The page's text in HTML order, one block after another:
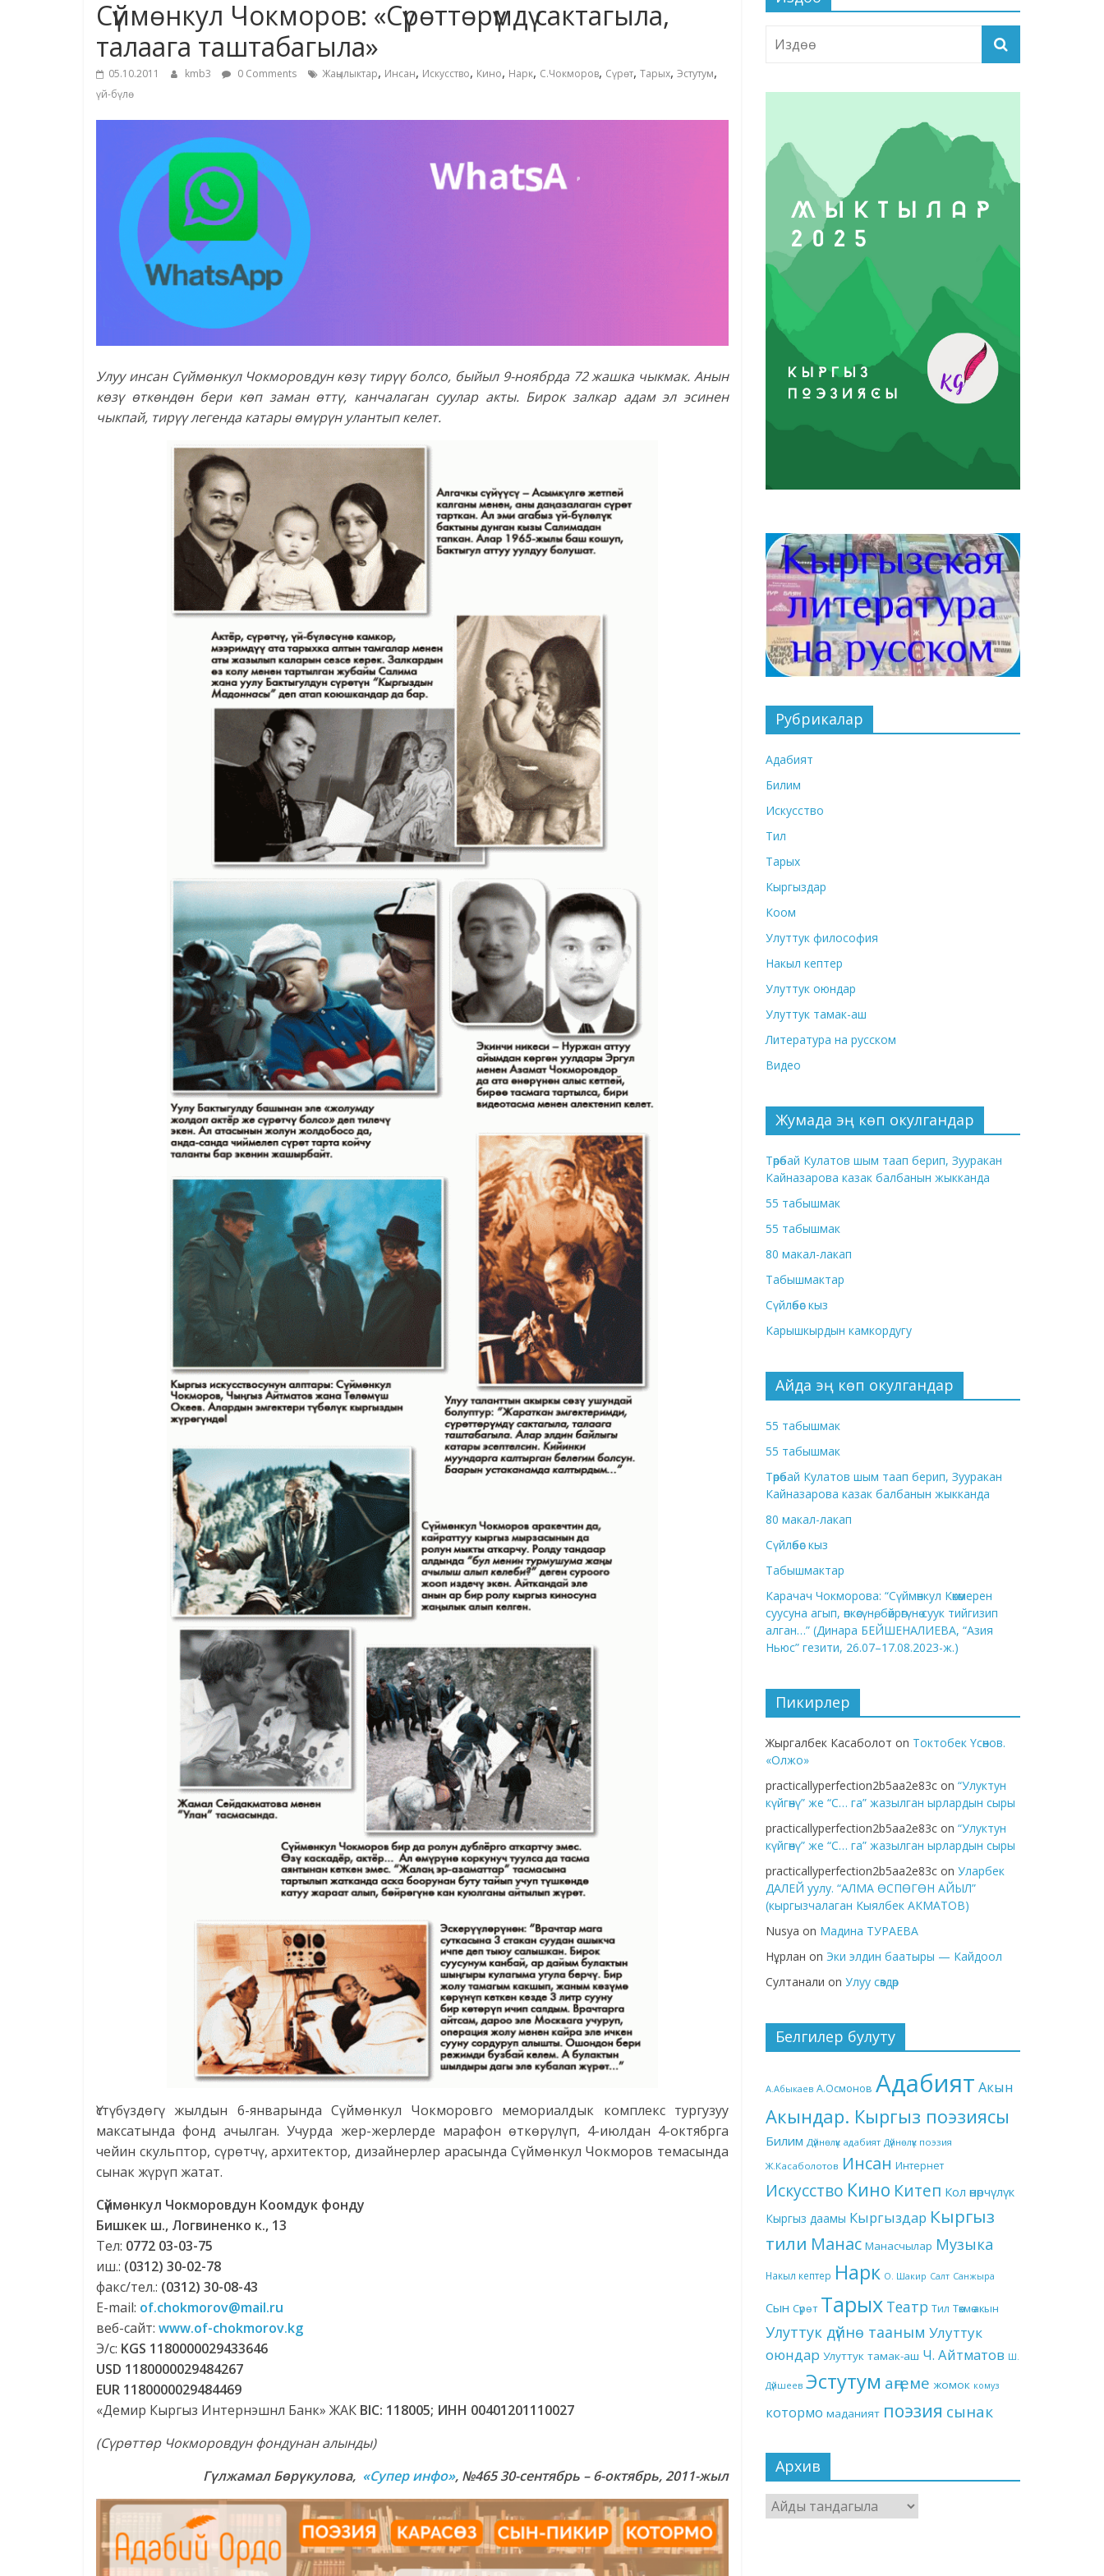
Сүймөнкул Чокморов: «Сүрөттөрүмдү сактагыла,
талаага таштабагыла»
05.10.2011 kmb3 0 Comments Жаңылыктар, Инсан, Искусство, Кино, Нарк, С.Чокморов, Сүрөт, Тарых, Эстутум,
үй-бүлө
Улуу инсан Сүймөнкул Чокморовдун көзү тирүү болсо, быйыл 9-ноябрда 72 жашка чыкмак. Анын
көзү өткөндөн бери көп заман өттү, канчалаган суулар акты. Бирок залкар адам эл эсинен
чыкпай, тирүү легенда катары өмүрүн улантып келет.
Үстүбүздөгү жылдын 6-январында Сүймөнкул Чокморовго мемориалдык комплекс тургузуу
максатында фонд ачылган. Учурда жер-жерлерде марафон өткөрүлүп, 4-июлдан 4-октябрга
чейин скульптор, сүрөтчү, архитектор, дизайнерлер арасында Сүймөнкул Чокморов темасында
сынак жүрүп жатат.
Сүймөнкул Чокморовдун Коомдук фонду
Бишкек ш., Логвиненко к., 13
Тел: 0772 03-03-75
иш.: (0312) 30-02-78
факс/тел.: (0312) 30-08-43
E-mail: of.chokmorov@mail.ru
веб-сайт: www.of-chokmorov.kg
Э/с: KGS 1180000029433646
USD 1180000029484267
EUR 1180000029484469
«Демир Кыргыз Интернэшнл Банк» ЖАК BIC: 118005; ИНН 00401201110027
(Сүрөттөр Чокморовдун фондунан алынды)
Гүлжамал Бөрүкулова, «Супер инфо», №465 30-сентябрь – 6-октябрь, 2011-жыл
Рубрикалар
Адабият
Билим
Искусство
Тил
Тарых
Кыргыздар
Коом
Улуттук философия
Накыл кептер
Улуттук оюндар
Улуттук тамак-аш
Литература на русском
Видео
Жумада эң көп окулгандар
Төрөбай Кулатов шым таап берип, Зууракан
Кайназарова казак балбанын жыкканда
55 табышмак
55 табышмак
80 макал-лакап
Табышмактар
Сүйлөбөс кыз
Карышкырдын камкордугу
Айда эң көп окулгандар
55 табышмак
55 табышмак
Төрөбай Кулатов шым таап берип, Зууракан
Кайназарова казак балбанын жыкканда
80 макал-лакап
Сүйлөбөс кыз
Табышмактар
Карачач Чокморова: “Сүймөнкул Көкөмерен
суусуна агып, өпкөсүнө, бөйрөгүнө суук тийгизип
алган…” (Динара БЕЙШЕНАЛИЕВА, “Азия
Ньюс” гезити, 26.07–17.08.2023-ж.)
Пикирлер
Жыргалбек Касаболот on Токтобек Үсөнов.
«Олжо»
practicallyperfection2b5aa2e83c on “Улуктун
күйгөнү” же “С… га” жазылган ырлардын сыры
practicallyperfection2b5aa2e83c on “Улуктун
күйгөнү” же “С… га” жазылган ырлардын сыры
practicallyperfection2b5aa2e83c on Уларбек
ДАЛЕЙ уулу. “АЛМА ӨСПӨГӨН АЙЫЛ”
(кыргызчалаган Кыялбек АКМАТОВ)
Nusya on Мадина ТУРАЕВА
Нұрлан on Эки элдин баатыры — Кайдоол
Султанали on Улуу сөздөр
Белгилер булуту
А.Абыкаев А.Осмонов Адабият Акын
Акындар. Кыргыз поэзиясы
Билим Дүйнөлүк адабият Дүйнөлүк поэзия
Ж.Касаболотов Инсан Интернет
Искусство Кино Китеп Кол өнөрчүлүк
Кыргыз даамы Кыргыздар Кыргыз
тили Манас Манасчылар Музыка
Накыл кептер Нарк О. Шакир Салт Санжыра
Сын Сүрөт Тарых Театр Тил Төкмө акын
Улуттук дүйнө тааным Улуттук
оюндар Улуттук тамак-аш Ч. Айтматов Ш.
Дүйшеев Эстутум аңгеме жомок комуз
котормо маданият поэзия сынак
Архив
Архив